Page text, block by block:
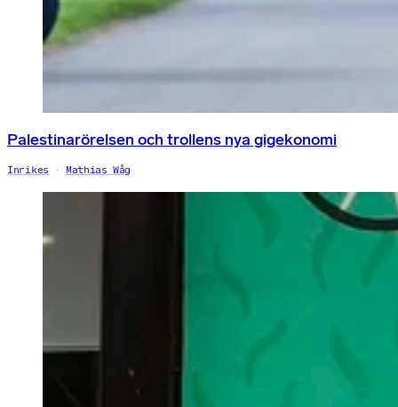
Palestinarörelsen och trollens nya gigekonomi
Inrikes Mathias Wåg